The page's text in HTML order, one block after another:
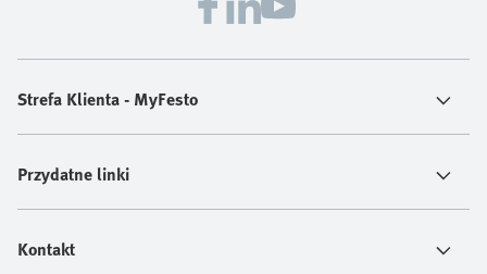
Strefa Klienta - MyFesto
Przydatne linki
Kontakt